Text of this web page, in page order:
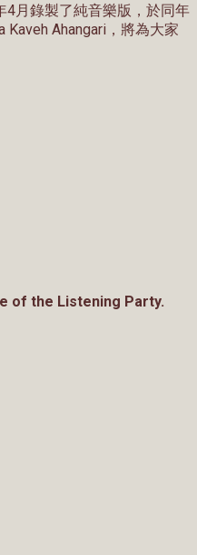
4月錄製了純音樂版，於同年
Ahangari，將為大家
of the Listening Party.